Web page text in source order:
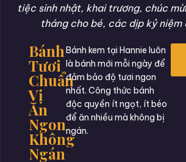
tiệc sinh nhật, khai trương, chúc
tháng cho bé, các dịp kỷ
Bánh
Tươi
Chuẩn
Vị
Ăn
Ngon
Không
Ngán
Bánh kem tại Hannie luôn
là bánh mới mỗi ngày để
đảm bảo độ tươi ngon
nhất. Công thức bánh
độc quyền ít ngọt, ít béo
để ăn nhiều mà không bị
ngán.